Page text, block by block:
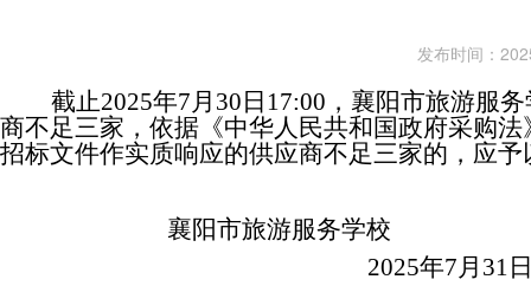
发布时间：
截止2025年7月30日17:00，襄阳市旅游服
商不足三家， 依据《中华人民共和国政府采购
招标文件作实质响应的供应商不足三家的，应予
襄阳市旅游服务学校
2025年7月31